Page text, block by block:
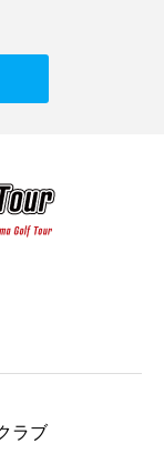
ラブ